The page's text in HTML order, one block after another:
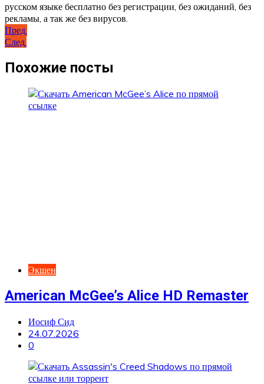
русском языке бесплатно без регистрации, без ожиданий, без
рекламы, а так же без вирусов.
Навигация
по
записям
Пред.
След.
Похожие посты
Экшен
American McGee’s Alice HD Remaster
Иосиф Сид
24.07.2026
0